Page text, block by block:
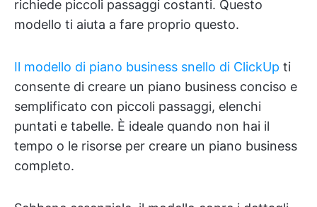
richiede piccoli passaggi costanti. Questo
modello ti aiuta a fare proprio questo.
Il modello di piano business snello di ClickUp ti
consente di creare un piano business conciso e
semplificato con piccoli passaggi, elenchi
puntati e tabelle. È ideale quando non hai il
tempo o le risorse per creare un piano business
completo.